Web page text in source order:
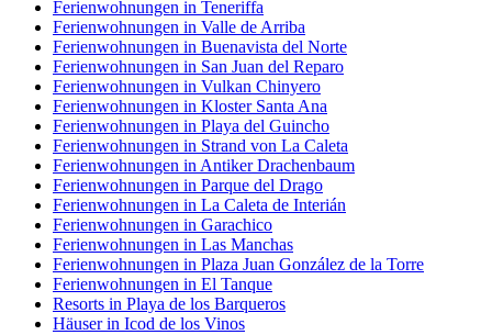
Ferienwohnungen in Teneriffa
Ferienwohnungen in Valle de Arriba
Ferienwohnungen in Buenavista del Norte
Ferienwohnungen in San Juan del Reparo
Ferienwohnungen in Vulkan Chinyero
Ferienwohnungen in Kloster Santa Ana
Ferienwohnungen in Playa del Guincho
Ferienwohnungen in Strand von La Caleta
Ferienwohnungen in Antiker Drachenbaum
Ferienwohnungen in Parque del Drago
Ferienwohnungen in La Caleta de Interián
Ferienwohnungen in Garachico
Ferienwohnungen in Las Manchas
Ferienwohnungen in Plaza Juan González de la Torre
Ferienwohnungen in El Tanque
Resorts in Playa de los Barqueros
Häuser in Icod de los Vinos